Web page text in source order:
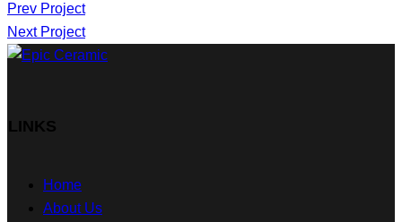
Prev Project
Next Project
LINKS
Home
About Us